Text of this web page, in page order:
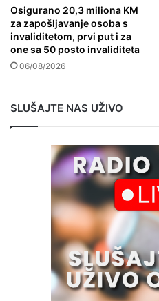
Osigurano 20,3 miliona KM
za zapošljavanje osoba s
invaliditetom, prvi put i za
one sa 50 posto invaliditeta
06/08/2026
SLUŠAJTE NAS UŽIVO